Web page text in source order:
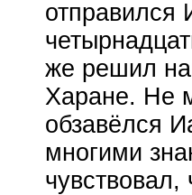
отправился
же решил
Харане. Не
обзавёлся
многими